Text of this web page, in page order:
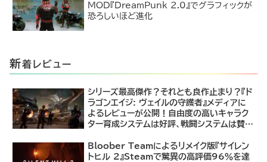
MOD『DreamPunk 2.0』でグラフィックが
恐ろしいほど進化
新着レビュー
シリーズ最高傑作？それとも良作止まり？『ド
ラゴンエイジ: ヴェイルの守護者』メディアに
よるレビューが公開！自由度の高いキャラク
ター育成システムは好評、戦闘システムは賛否
Bloober Teamによるリメイク版『サイレン
トヒル 2』Steamで驚異の高評価96％を達